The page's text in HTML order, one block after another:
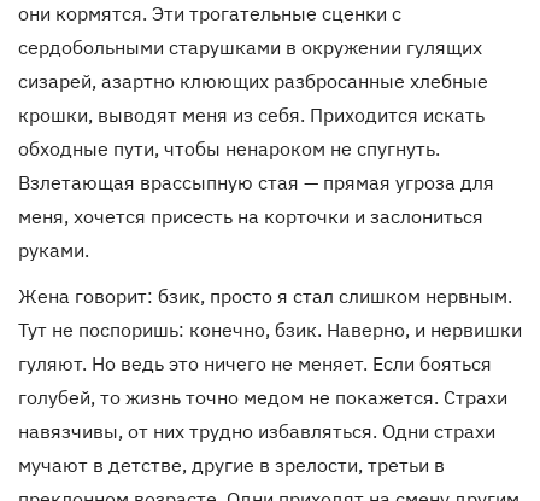
они кормятся. Эти трогательные сценки с
сердобольными старушками в окружении гулящих
сизарей, азартно клюющих разбросанные хлебные
крошки, выводят меня из себя. Приходится искать
обходные пути, чтобы ненароком не спугнуть.
Взлетающая врассыпную стая — прямая угроза для
меня, хочется присесть на корточки и заслониться
руками.
Жена говорит: бзик, просто я стал слишком нервным.
Тут не поспоришь: конечно, бзик. Наверно, и нервишки
гуляют. Но ведь это ничего не меняет. Если бояться
голубей, то жизнь точно медом не покажется. Страхи
навязчивы, от них трудно избавляться. Одни страхи
мучают в детстве, другие в зрелости, третьи в